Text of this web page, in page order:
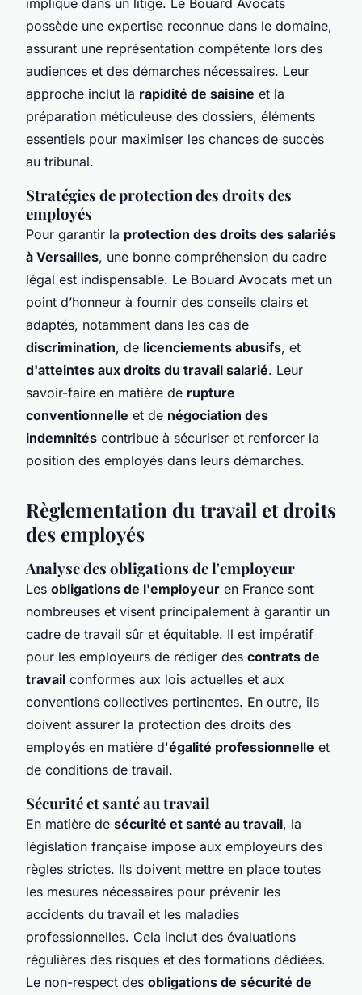
possède une expertise reconnue dans le domaine,
assurant une représentation compétente lors des
audiences et des démarches nécessaires. Leur
approche inclut la rapidité de saisine et la
préparation méticuleuse des dossiers, éléments
essentiels pour maximiser les chances de succès
au tribunal.
Stratégies de protection des droits des
employés
Pour garantir la protection des droits des salariés
à Versailles, une bonne compréhension du cadre
légal est indispensable. Le Bouard Avocats met un
point d’honneur à fournir des conseils clairs et
adaptés, notamment dans les cas de
discrimination, de licenciements abusifs, et
d'atteintes aux droits du travail salarié. Leur
savoir-faire en matière de rupture
conventionnelle et de négociation des
indemnités contribue à sécuriser et renforcer la
position des employés dans leurs démarches.
Règlementation du travail et droits
des employés
Analyse des obligations de l'employeur
Les obligations de l'employeur en France sont
nombreuses et visent principalement à garantir un
cadre de travail sûr et équitable. Il est impératif
pour les employeurs de rédiger des contrats de
travail conformes aux lois actuelles et aux
conventions collectives pertinentes. En outre, ils
doivent assurer la protection des droits des
employés en matière d'égalité professionnelle et
de conditions de travail.
Sécurité et santé au travail
En matière de sécurité et santé au travail, la
législation française impose aux employeurs des
règles strictes. Ils doivent mettre en place toutes
les mesures nécessaires pour prévenir les
accidents du travail et les maladies
professionnelles. Cela inclut des évaluations
régulières des risques et des formations dédiées.
Le non-respect des obligations de sécurité de